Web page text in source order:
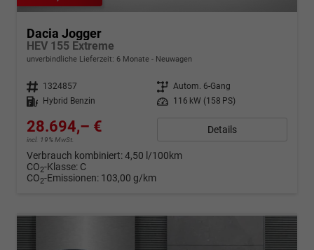
Dacia Jogger
HEV 155 Extreme
unverbindliche Lieferzeit: 6 Monate Neuwagen
Fahrzeugnr. 1324857 Getriebe Autom. 6-Gang
Kraftstoff
Hybrid Benzin Leistung 116 kW (158 PS)
28.694,– €
incl. 19% MwSt.
Details
Verbrauch kombiniert:4,50 l/100km
CO2-Klasse: C
CO2-Emissionen: 103,00 g/km